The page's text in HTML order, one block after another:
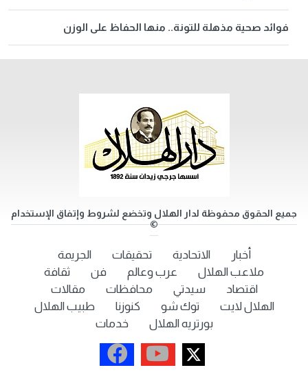
فوائد صحية مذهلة للتونة.. منها الحفاظ على الوزن
جميع الحقوق محفوظة لدار الهلال وتخضع لشروط وإتفاق الإستخدام
©
أخبار الاتحادية تحقيقات
الجريمة
ملاعب الهلال
عرب وعالم فن
ثقافة
اقتصاد
سيدتي محافظات
مقالات
الهلال لايت
توك شو كنوزنا
طبيب الهلال
بورتريه الهلال
خدمات